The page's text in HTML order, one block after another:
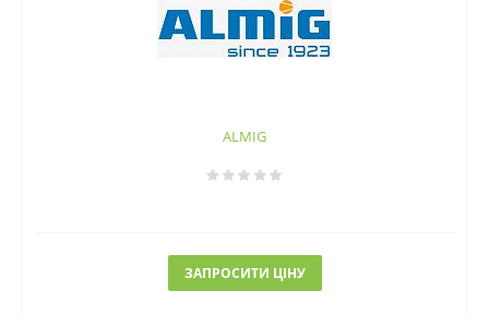
ALMIG
ЗАПРОСИТИ ЦІНУ